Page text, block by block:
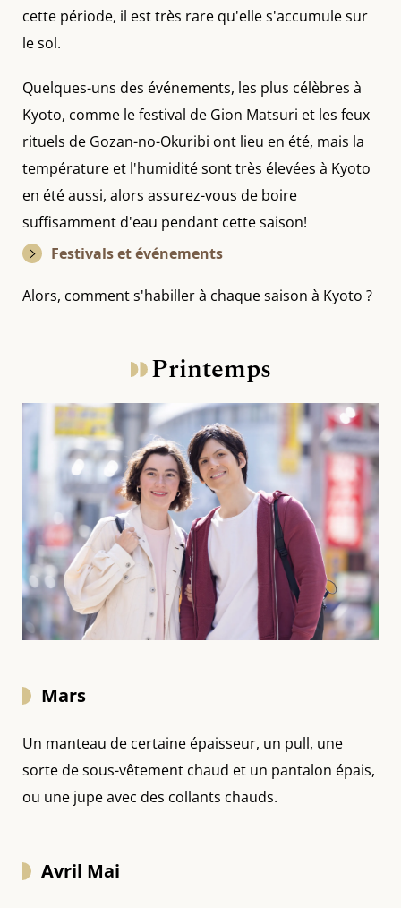
cette période, il est très rare qu'elle s'accumule sur
le sol.
Quelques-uns des événements, les plus célèbres à
Kyoto, comme le festival de Gion Matsuri et les feux
rituels de Gozan-no-Okuribi ont lieu en été, mais la
température et l'humidité sont très élevées à Kyoto
en été aussi, alors assurez-vous de boire
suffisamment d'eau pendant cette saison!
Festivals et événements
Alors, comment s'habiller à chaque saison à Kyoto ?
Printemps
Mars
Un manteau de certaine épaisseur, un pull, une
sorte de sous-vêtement chaud et un pantalon épais,
ou une jupe avec des collants chauds.
Avril Mai